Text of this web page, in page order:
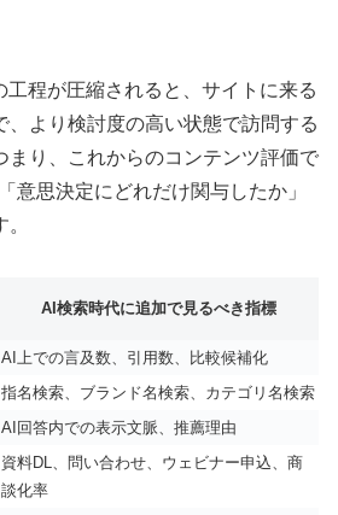
程が圧縮されると、サイトに来る
、より検討度の高い状態で訪問する
まり、これからのコンテンツ評価で
意思決定にどれだけ関与したか」
AI検索時代に追加で見るべき指標
AI上での言及数、引用数、比較候補化
指名検索、ブランド名検索、カテゴリ名検索
AI回答内での表示文脈、推薦理由
資料DL、問い合わせ、ウェビナー申込、商
談化率